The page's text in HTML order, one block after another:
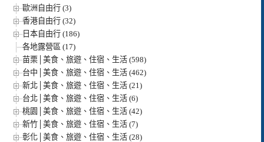
歐洲自由行 (3)
香港自由行 (32)
日本自由行 (186)
各地露營區 (17)
苗栗│美食、旅遊、住宿、生活 (598)
台中│美食、旅遊、住宿、生活 (462)
新北│美食、旅遊、住宿、生活 (21)
台北│美食、旅遊、住宿、生活 (6)
桃園│美食、旅遊、住宿、生活 (42)
新竹│美食、旅遊、住宿、生活 (7)
彰化│美食、旅遊、住宿、生活 (28)